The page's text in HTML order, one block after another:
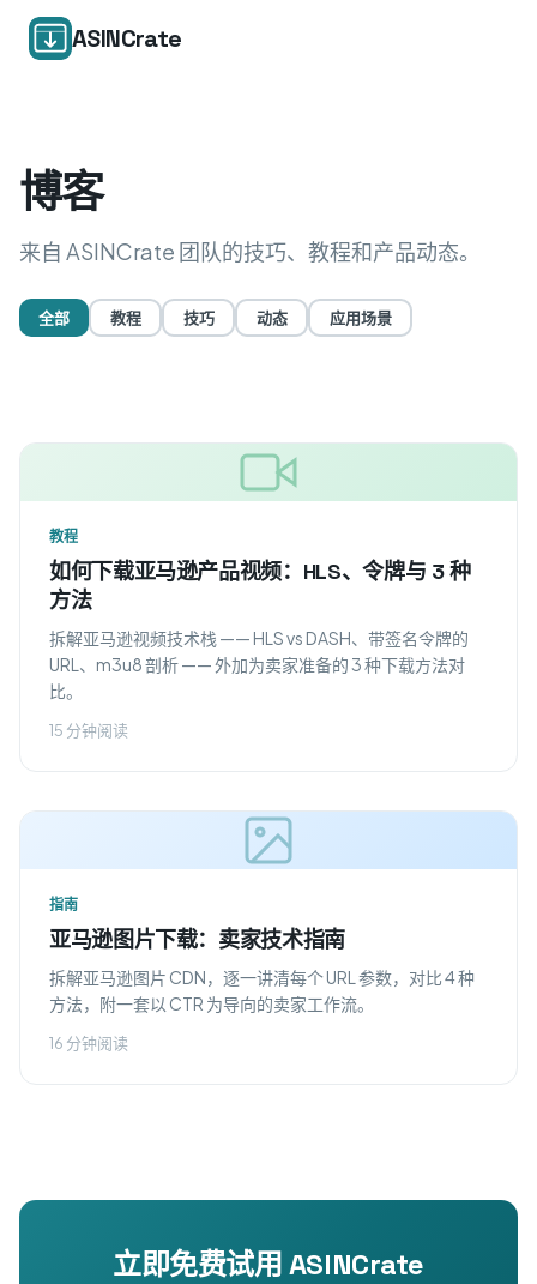
ASINCrate
博客
来自 ASINCrate 团队的技巧、教程和产品动态。
全部 教程 技巧 动态 应用场景
教程
如何下载亚马逊产品视频：HLS、令牌与 3 种
方法
拆解亚马逊视频技术栈 —— HLS vs DASH、带签名令牌的
URL、m3u8 剖析 —— 外加为卖家准备的 3 种下载方法对
比。
15 分钟阅读
指南
亚马逊图片下载：卖家技术指南
拆解亚马逊图片 CDN，逐一讲清每个 URL 参数，对比 4 种
方法，附一套以 CTR 为导向的卖家工作流。
16 分钟阅读
立即免费试用 ASINCrate